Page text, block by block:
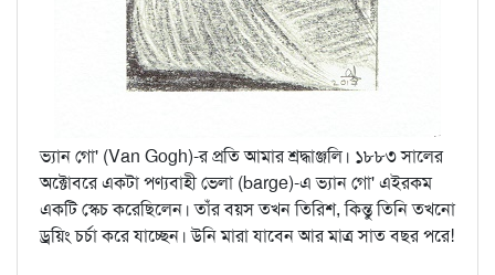
ভ্যান গো' (Van Gogh)-র প্রতি আমার শ্রদ্ধাঞ্জলি। ১৮৮৩ সালের
অক্টোবরে একটা পণ্যবাহী ভেলা (barge)-এ ভ্যান গো' এইরকম
একটি স্কেচ করেছিলেন। তাঁর বয়স তখন তিরিশ, কিন্তু তিনি তখনো
ড্রয়িং চর্চা করে যাচ্ছেন। উনি মারা যাবেন আর মাত্র সাত বছর পরে!